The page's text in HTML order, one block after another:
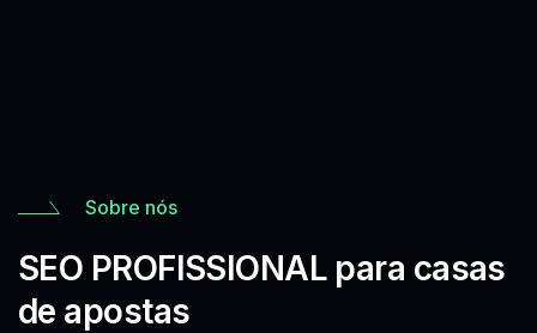
Sobre nós
SEO PROFISSIONAL para casas
de apostas